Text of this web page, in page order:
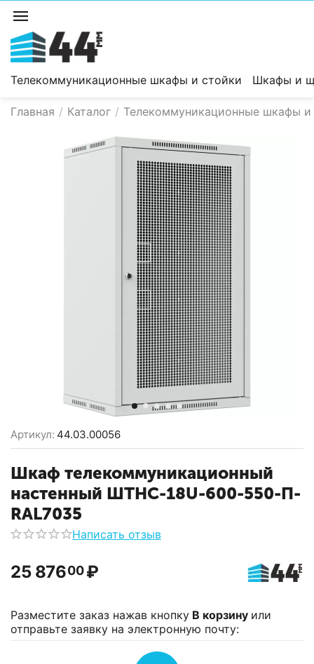
Телекоммуникационные шкафы и стойки Шкафы и
Главная / Каталог / Телекоммуникационные шкафы и
Артикул: 44.03.00056
Шкаф телекоммуникационный
настенный ШТНС-18U-600-550-П-
RAL7035
Написать отзыв
25 87600 ₽
Разместите заказ нажав кнопку В корзину или
отправьте заявку на электронную почту: